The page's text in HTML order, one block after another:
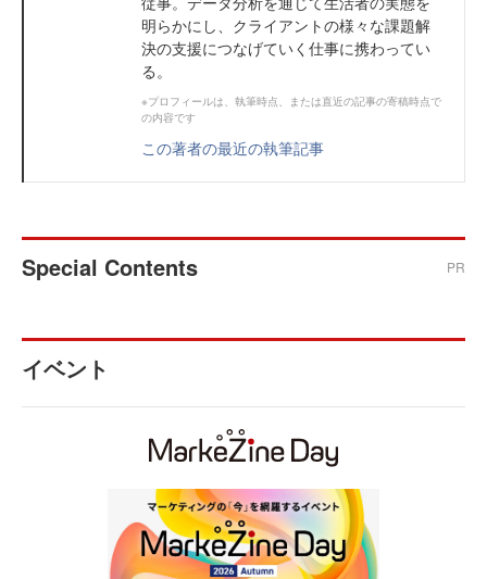
明らかにし、クライアントの様々な課題解
決の支援につなげていく仕事に携わってい
る。
※プロフィールは、執筆時点、または直近の記事の寄稿時点で
の内容です
この著者の最近の執筆記事
Special Contents PR
イベント